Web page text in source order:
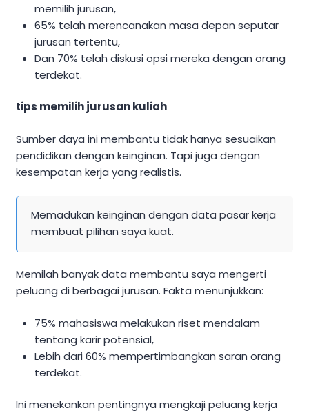
memilih jurusan,
65% telah merencanakan masa depan seputar
jurusan tertentu,
Dan 70% telah diskusi opsi mereka dengan orang
terdekat.
tips memilih jurusan kuliah
Sumber daya ini membantu tidak hanya sesuaikan
pendidikan dengan keinginan. Tapi juga dengan
kesempatan kerja yang realistis.
Memadukan keinginan dengan data pasar kerja
membuat pilihan saya kuat.
Memilah banyak data membantu saya mengerti
peluang di berbagai jurusan. Fakta menunjukkan:
75% mahasiswa melakukan riset mendalam
tentang karir potensial,
Lebih dari 60% mempertimbangkan saran orang
terdekat.
Ini menekankan pentingnya mengkaji peluang kerja